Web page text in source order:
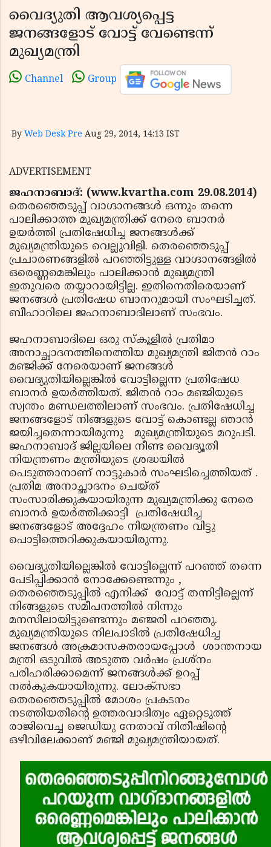
വൈദ്യുതി ആവശ്യപ്പെട്ട
ജനങ്ങളോട് വോട്ട് വേണ്ടെന്ന്
മുഖ്യമന്ത്രി
Channel Group
By Web Desk Pre Aug 29, 2014, 14:13 IST
ADVERTISEMENT
ജഹനാബാദ്: (www.kvartha.com 29.08.2014)
തെരഞ്ഞെടുപ്പ് വാഗ്ദാനങ്ങള്‍ ഒന്നും തന്നെ
പാലിക്കാത്ത മുഖ്യമന്ത്രിക്ക് നേരെ ബാനര്‍
ഉയര്‍ത്തി പ്രതിഷേധിച്ച ജനങ്ങള്‍ക്ക്
മുഖ്യമന്ത്രിയുടെ വെല്ലുവിളി. തെരഞ്ഞെടുപ്പ്
പ്രചാരണങ്ങളില്‍ പറഞ്ഞിട്ടുള്ള വാഗ്ദാനങ്ങളില്‍
ഒരെണ്ണമെങ്കിലും പാലിക്കാന്‍ മുഖ്യമന്ത്രി
ഇതുവരെ തയ്യാറായിട്ടില്ല. ഇതിനെതിരെയാണ്
ജനങ്ങള്‍ പ്രതിഷേധ ബാനറുമായി സംഘടിച്ചത്.
ബീഹാറിലെ ജഹനാബാദിലാണ് സംഭവം.
ജഹനാബാദിലെ ഒരു സ്‌കൂളില്‍ പ്രതിമാ
അനാച്ഛാദനത്തിനെത്തിയ മുഖ്യമന്ത്രി ജിതന്‍ റാം
മഞ്ജിക്ക് നേരെയാണ് ജനങ്ങള്‍
വൈദ്യുതിയില്ലെങ്കില്‍ വോട്ടില്ലെന്ന പ്രതിഷേധ
ബാനര്‍ ഉയര്‍ത്തിയത്. ജിതന്‍ റാം മഞ്ജിയുടെ
സ്വന്തം മണ്ഡലത്തിലാണ് സംഭവം. പ്രതിഷേധിച്ച
ജനങ്ങളോട് നിങ്ങളുടെ വോട്ട് കൊണ്ടല്ല ഞാന്‍
ജയിച്ചതെന്നായിരുന്നു മുഖ്യമന്ത്രിയുടെ മറുപടി.
ജഹനാബാദ് ജില്ലയിലെ നീണ്ട വൈദ്യൂതി
നിയന്ത്രണം മന്ത്രിയുടെ ശ്രദ്ധയില്‍
പെടുത്താനാണ് നാട്ടുകാര്‍ സംഘടിച്ചെത്തിയത് .
പ്രതിമ അനാച്ഛാദനം ചെയ്ത്
സംസാരിക്കുകയായിരുന്ന മുഖ്യമന്ത്രിക്കു നേരെ
ബാനര്‍ ഉയര്‍ത്തിക്കാട്ടി പ്രതിഷേധിച്ച
ജനങ്ങളോട് അദ്ദേഹം നിയന്ത്രണം വിട്ടു
പൊട്ടിത്തെറിക്കുകയായിരുന്നു.
വൈദ്യുതിയില്ലെങ്കില്‍ വോട്ടില്ലെന്ന് പറഞ്ഞ് തന്നെ
പേടിപ്പിക്കാന്‍ നോക്കേണ്ടെന്നും ,
തെരഞ്ഞെടുപ്പില്‍ എനിക്ക് വോട്ട് തന്നിട്ടില്ലെന്ന്
നിങ്ങളുടെ സമീപനത്തില്‍ നിന്നും
മനസിലായിട്ടുണ്ടെന്നും മഞ്ജരി പറഞ്ഞു.
മുഖ്യമന്ത്രിയുടെ നിലപാടില്‍ പ്രതിഷേധിച്ച
ജനങ്ങള്‍ അക്രമാസക്തരായപ്പോള്‍ ശാന്തനായ
മന്ത്രി ഒടുവില്‍ അടുത്ത വര്‍ഷം പ്രശ്‌നം
പരിഹരിക്കാമെന്ന് ജനങ്ങള്‍ക്ക് ഉറപ്പ്
നല്‍കുകയായിരുന്നു. ലോക്‌സഭാ
തെരഞ്ഞെടുപ്പില്‍ മോശം പ്രകടനം
നടത്തിയതിന്റെ ഉത്തരവാദിത്വം ഏറ്റെടുത്ത്
രാജിവെച്ച ജെഡിയു നേതാവ് നിതീഷിന്റെ
ഒഴിവിലേക്കാണ് മഞ്ജി മുഖ്യമന്ത്രിയായത്.